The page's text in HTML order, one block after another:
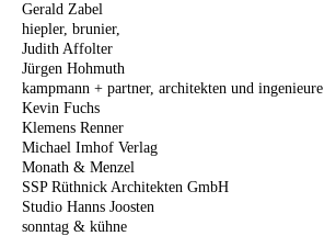
Gerald Zabel
hiepler, brunier,
Judith Affolter
Jürgen Hohmuth
kampmann + partner, architekten und ingenieure
Kevin Fuchs
Klemens Renner
Michael Imhof Verlag
Monath & Menzel
SSP Rüthnick Architekten GmbH
Studio Hanns Joosten
sonntag & kühne